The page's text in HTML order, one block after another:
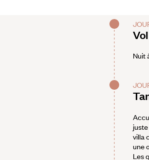
Nuit
juste
villa
une
Les